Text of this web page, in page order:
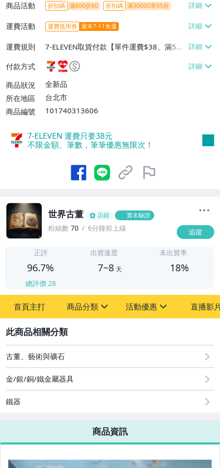
商品活動 折扣碼 滿800折60 折扣碼 滿30000享95折
運費活動 運費抵用券 週末7-11免運
運費規則
7-ELEVEN取貨付款【單件運費$38、滿5件
或消費滿$1298免運費】、7-ELEVEN取貨
不付款【免運費】、萊爾富取貨付款【單件
運費$60、滿5件或消費滿$1298免運
費】、宅配/貨運【單件運費$120、滿5件
付款方式
商品狀況
全新品
所在地區
台北市
商品編號
101740313606
7-ELEVEN 運費只要38元
不限金額、筆數，筆筆優惠無限次！
世界古董 店鋪 實名驗證
粉絲數 70 6分鐘前上線 追蹤
正評
96.7%
總評價 28
出貨速度
7~8 天
未出貨率
18%
首頁主打 商品分類
其它
活動優惠
[全店] 粉絲專享
[全店] 周年慶
直播影
古董、藝術與礦石
金/銀/銅/鐵金屬器具
鐵器
商品資訊